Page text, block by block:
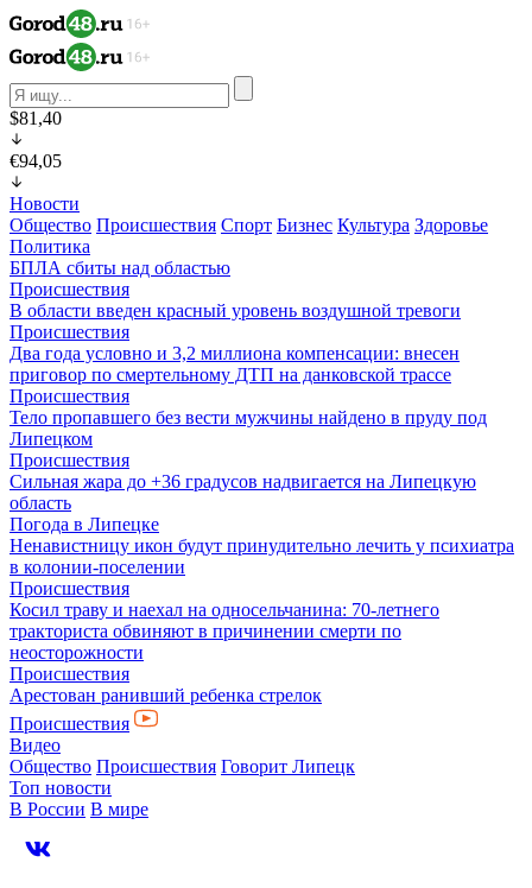
$81,40
€94,05
Новости
Общество Происшествия Спорт Бизнес Культура Здоровье
Политика
БПЛА сбиты над областью
Происшествия
В области введен красный уровень воздушной тревоги
Происшествия
Два года условно и 3,2 миллиона компенсации: внесен
приговор по смертельному ДТП на данковской трассе
Происшествия
Тело пропавшего без вести мужчины найдено в пруду под
Липецком
Происшествия
Сильная жара до +36 градусов надвигается на Липецкую
область
Погода в Липецке
Ненавистницу икон будут принудительно лечить у психиатра
в колонии-поселении
Происшествия
Косил траву и наехал на односельчанина: 70-летнего
тракториста обвиняют в причинении смерти по
неосторожности
Происшествия
Арестован ранивший ребенка стрелок
Происшествия
Видео
Общество Происшествия Говорит Липецк
Топ новости
В России В мире